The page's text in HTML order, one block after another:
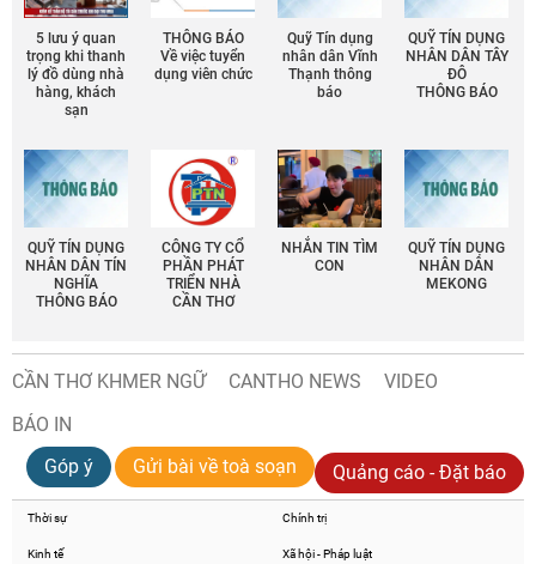
5 lưu ý quan
trọng khi thanh
lý đồ dùng nhà
hàng, khách
sạn
THÔNG BÁO
Về việc tuyển
dụng viên chức
Quỹ Tín dụng
nhân dân Vĩnh
Thạnh thông
báo
QUỸ TÍN DỤNG
NHÂN DÂN TÂY
ĐÔ
THÔNG BÁO
QUỸ TÍN DỤNG
NHÂN DÂN TÍN
NGHĨA
THÔNG BÁO
CÔNG TY CỔ
PHẦN PHÁT
TRIỂN NHÀ
CẦN THƠ
NHẮN TIN TÌM
CON
QUỸ TÍN DỤNG
NHÂN DÂN
MEKONG
CẦN THƠ KHMER NGỮ CANTHO NEWS
VIDEO
BÁO IN
Góp ý
Gửi bài về toà soạn Quảng cáo - Đặt báo
Thời sự Chính trị
Kinh tế Xã hội - Pháp luật